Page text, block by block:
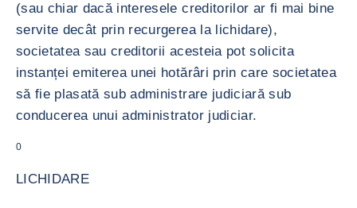
(sau chiar dacă interesele creditorilor ar fi mai bine
servite decât prin recurgerea la lichidare),
societatea sau creditorii acesteia pot solicita
instanței emiterea unei hotărâri prin care societatea
să fie plasată sub administrare judiciară sub
conducerea unui administrator judiciar.
0
LICHIDARE